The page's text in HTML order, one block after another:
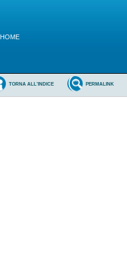
HOME
PERMALINK
TORNA ALL'INDICE